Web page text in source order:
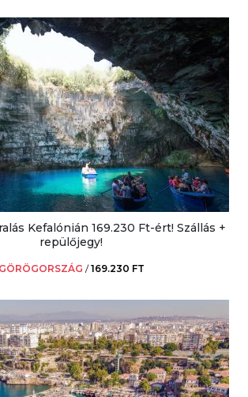
Kefalónián 169.230 Ft-ért! Szállás +
repülőjegy!
GÖRÖGORSZÁG /169.230 FT